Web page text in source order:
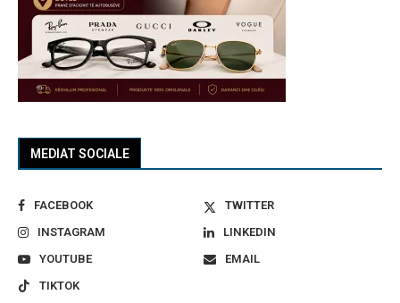
MEDIAT SOCIALE
FACEBOOK
TWITTER
INSTAGRAM
LINKEDIN
YOUTUBE
EMAIL
TIKTOK